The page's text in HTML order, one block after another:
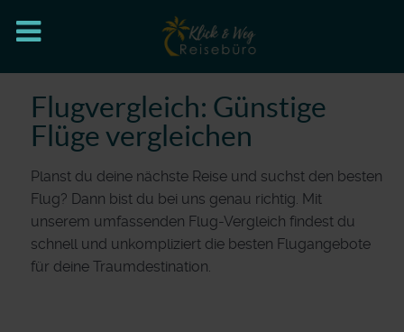
Flugvergleich: Günstige
Flüge vergleichen
Planst du deine nächste Reise und suchst den besten
Flug? Dann bist du bei uns genau richtig. Mit
unserem umfassenden Flug-Vergleich findest du
schnell und unkompliziert die besten Flugangebote
für deine Traumdestination.